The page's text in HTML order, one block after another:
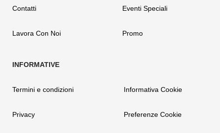
Contatti
Lavora Con Noi
Eventi Speciali
Promo
Termini e condizioni
Privacy
Informativa Cookie
Preferenze Cookie